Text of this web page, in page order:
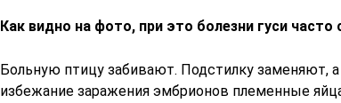
Как видно на фото, при это болезни гуси
Больную птицу забивают. Подстилку заменяют,
избежание заражения эмбрионов племенные